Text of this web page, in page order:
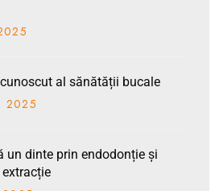
al sănătății bucale
2025
un dinte prin endodonție și